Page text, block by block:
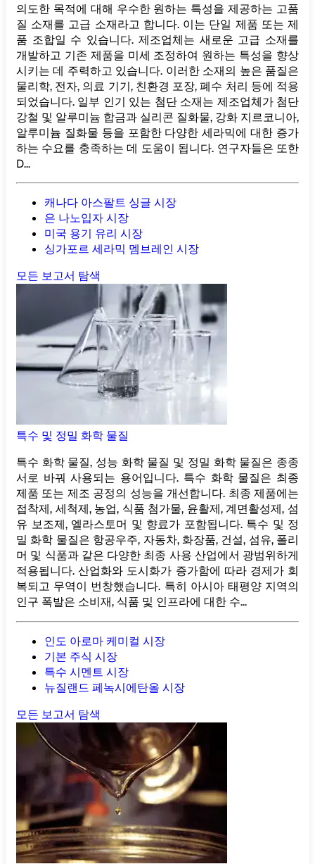
의도한 목적에 대해 우수한 원하는 특성을 제공하는 고품
질 소재를 고급 소재라고 합니다. 이는 단일 제품 또는 제
품 조합일 수 있습니다. 제조업체는 새로운 고급 소재를
개발하고 기존 제품을 미세 조정하여 원하는 특성을 향상
시키는 데 주력하고 있습니다. 이러한 소재의 높은 품질은
물리학, 전자, 의료 기기, 친환경 포장, 폐수 처리 등에 적용
되었습니다. 일부 인기 있는 첨단 소재는 제조업체가 첨단
강철 및 알루미늄 합금과 실리콘 질화물, 강화 지르코니아,
알루미늄 질화물 등을 포함한 다양한 세라믹에 대한 증가
하는 수요를 충족하는 데 도움이 됩니다. 연구자들은 또한
D...
캐나다 아스팔트 싱글 시장
은 나노입자 시장
미국 용기 유리 시장
싱가포르 세라믹 멤브레인 시장
모든 보고서 탐색
특수 및 정밀 화학 물질
특수 화학 물질, 성능 화학 물질 및 정밀 화학 물질은 종종
서로 바꿔 사용되는 용어입니다. 특수 화학 물질은 최종
제품 또는 제조 공정의 성능을 개선합니다. 최종 제품에는
접착제, 세척제, 농업, 식품 첨가물, 윤활제, 계면활성제, 섬
유 보조제, 엘라스토머 및 향료가 포함됩니다. 특수 및 정
밀 화학 물질은 항공우주, 자동차, 화장품, 건설, 섬유, 폴리
머 및 식품과 같은 다양한 최종 사용 산업에서 광범위하게
적용됩니다. 산업화와 도시화가 증가함에 따라 경제가 회
복되고 무역이 번창했습니다. 특히 아시아 태평양 지역의
인구 폭발은 소비재, 식품 및 인프라에 대한 수...
인도 아로마 케미컬 시장
기본 주식 시장
특수 시멘트 시장
뉴질랜드 페녹시에탄올 시장
모든 보고서 탐색